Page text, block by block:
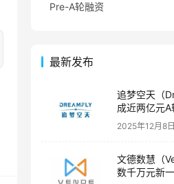
Pre-A轮融资
最新发布
追梦空天（
成近两亿元A
2025年12月8日
文德数慧（
数千万元新